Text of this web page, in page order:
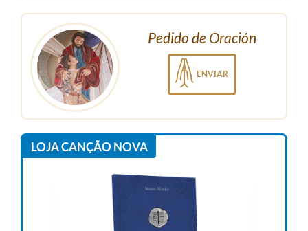
Pedido de Oración
ENVIAR
LOJA CANÇÃO NOVA